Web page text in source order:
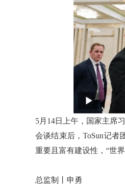
5月14日上午，国家主席
会谈结束后，ToSun记者
重要且富有建设性，“世
总监制丨申勇